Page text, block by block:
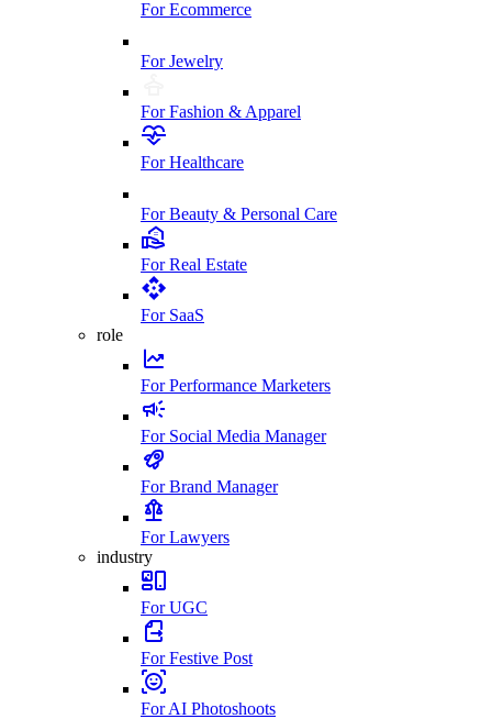
For Ecommerce
For Jewelry
For Fashion & Apparel
For Healthcare
For Beauty & Personal Care
For Real Estate
For SaaS
role
For Performance Marketers
For Social Media Manager
For Brand Manager
For Lawyers
industry
For UGC
For Festive Post
For AI Photoshoots